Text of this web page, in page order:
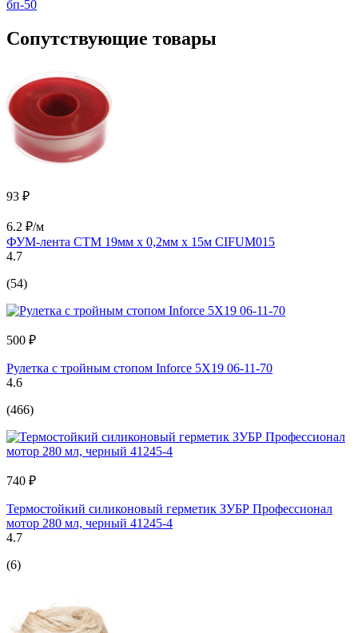
бп-50
Сопутствующие товары
93 ₽
6.2 ₽/м
ФУМ-лента СТМ 19мм х 0,2мм х 15м CIFUM015
4.7
(54)
500 ₽
Рулетка с тройным стопом Inforce 5Х19 06-11-70
4.6
(466)
740 ₽
Термостойкий силиконовый герметик ЗУБР Профессионал
мотор 280 мл, черный 41245-4
4.7
(6)